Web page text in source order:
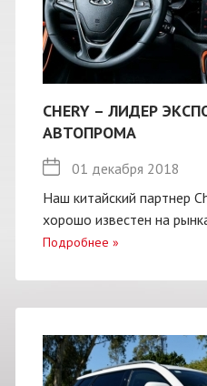
CHERY – ЛИДЕР
АВТОПРОМА
01 декабря 2018
Наш китайский партнер
хорошо известен на
Подробнее »